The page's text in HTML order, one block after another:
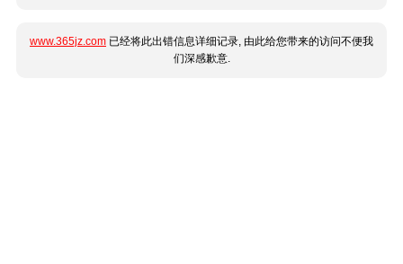
www.365jz.com 已经将此出错信息详细记录, 由此给您带来的访问不便我
们深感歉意.